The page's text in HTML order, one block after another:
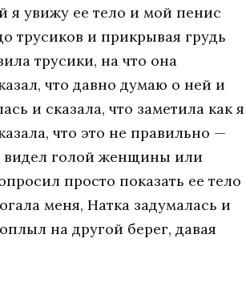
я увижу ее тело и мой пенис
трусиков и прикрывая грудь
трусики, на что она
что давно думаю о ней и
и сказала, что заметила как я
что это не правильно —
видел голой женщины или
просто показать ее тело
меня, Натка задумалась и
на другой берег, давая